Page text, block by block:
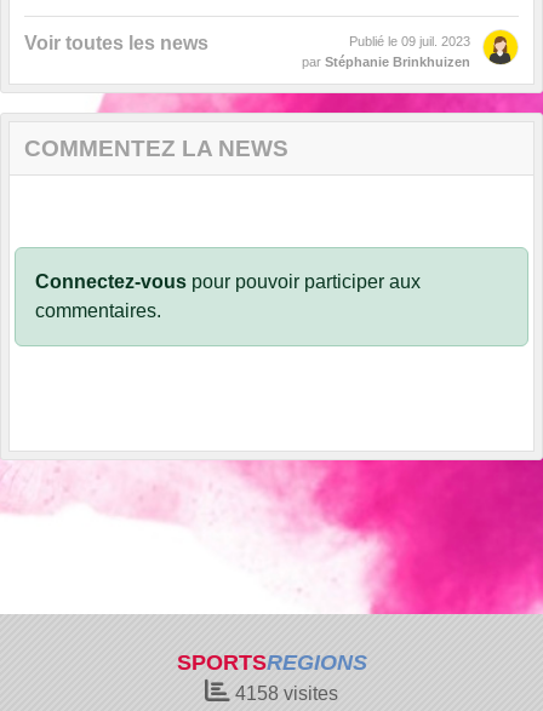
Voir toutes les news Publié le 09 juil. 2023
par Stéphanie Brinkhuizen
COMMENTEZ LA NEWS
Connectez-vous pour pouvoir participer aux
commentaires.
SPORTSREGIONS
4158 visites